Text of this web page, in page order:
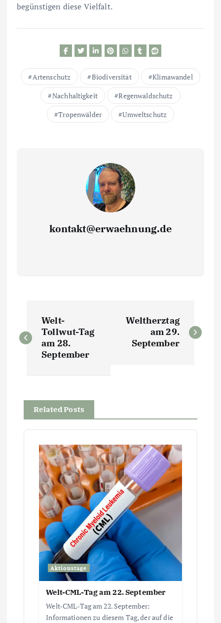
begünstigen diese Vielfalt.
Artenschutz Biodiversität
Klimawandel
Nachhaltigkeit
Regenwaldschutz
Tropenwälder
Umweltschutz
kontakt@erwaehnung.de
e
r
a
Welt-
Tollwut-Tag
am 28.
September
Weltherztag
am 29.
September
Related Posts
Aktionstage
Welt-CML-Tag am 22. September
Welt-CML-Tag am 22. September:
Informationen zu diesem Tag, der auf die